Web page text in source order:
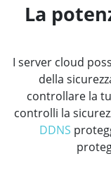
La
I server cloud
della
controllare la
controlli la
DDNS